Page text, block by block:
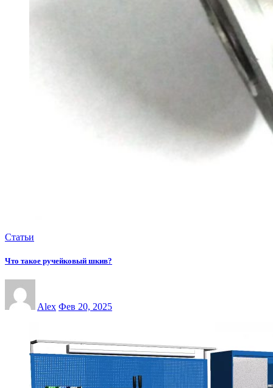
Статьи
Что такое ручейковый шкив?
Alex Фев 20, 2025